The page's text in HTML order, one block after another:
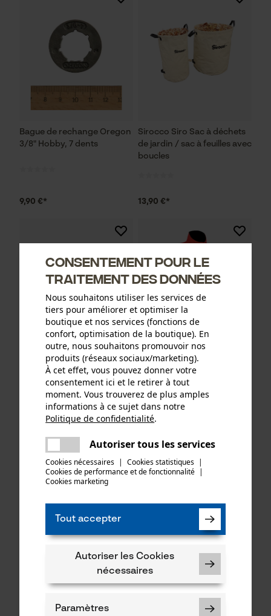
Bague de rechange Oregon
3/8" Hobby, 7 dents
9,90 €*
Sirocco Siro Sac à déchets
de jardin / sac à feuilles avec
boucles
13,90 €*
Pignon à bague Oregon
325'', 7 dents, y compris
convenant entre autres à
Jonsered
34,90 €*
Veste fonctionnelle PSS X-
treme Breeze rouge/vert
189,00 €*
Consentement pour le
traitement des données
Nous souhaitons utiliser les services de
tiers pour améliorer et optimiser la
boutique et nos services (fonctions de
confort, optimisation de la boutique). En
outre, nous souhaitons promouvoir nos
produits (réseaux sociaux/marketing).
À cet effet, vous pouvez donner votre
consentement ici et le retirer à tout
moment. Vous trouverez de plus amples
informations à ce sujet dans notre
Politique de confidentialité.
Autoriser tous les services
Cookies nécessaires | Cookies statistiques |
Cookies de performance et de fonctionnalité |
Cookies marketing
Tout accepter
Autoriser les Cookies
nécessaires
Paramètres
Une erreur s'est produite. Veuillez
essayer encore.
partager
partager
mail